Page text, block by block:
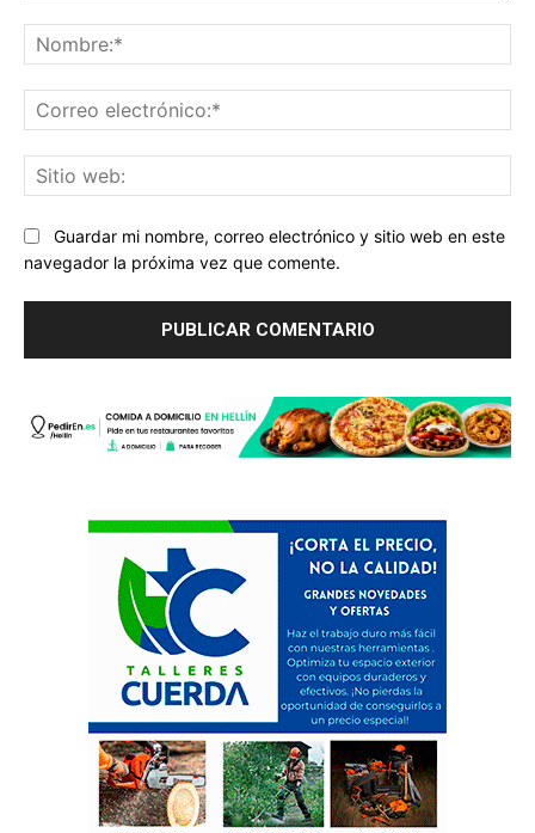
Guardar mi nombre, correo electrónico y sitio web en este
navegador la próxima vez que comente.